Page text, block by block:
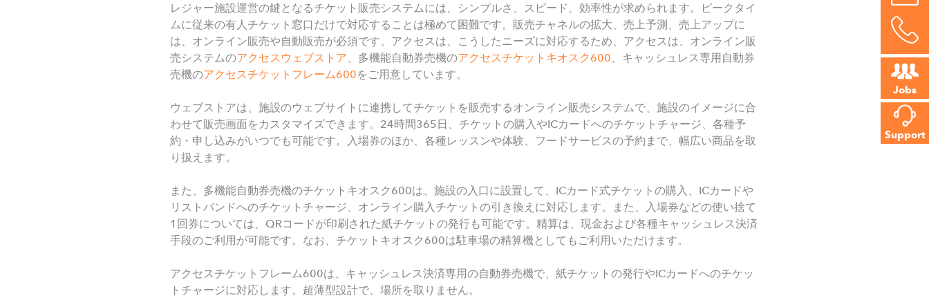
Jobs
Support
レジャー施設運営の鍵となるチケット販売システムには、シンプルさ、スピード、効率性が求められます。ピークタイ
ムに従来の有人チケット窓口だけで対応することは極めて困難です。販売チャネルの拡大、売上予測、売上アップに
は、オンライン販売や自動販売が必須です。アクセスは、こうしたニーズに対応するため、アクセスは、オンライン販
売システムのアクセスウェブストア 、多機能自動券売機のアクセスチケットキオスク600 、キャッシュレス専用自動券
売機のアクセスチケットフレーム600をご用意しています。
ウェブストアは、施設のウェブサイトに連携してチケットを販売するオンライン販売システムで、施設のイメージに合
わせて販売画面をカスタマイズできます。24時間365日、チケットの購入やICカードへのチケットチャージ、各種予
約・申し込みがいつでも可能です。入場券のほか、各種レッスンや体験、フードサービスの予約まで、幅広い商品を取
り扱えます。
また、多機能自動券売機のチケットキオスク600は、施設の入口に設置して、ICカード式チケットの購入、ICカードや
リストバンドへのチケットチャージ、オンライン購入チケットの引き換えに対応します。また、入場券などの使い捨て
1回券については、QRコードが印刷された紙チケットの発行も可能です。精算は、現金および各種キャッシュレス決済
手段のご利用が可能です。なお、チケットキオスク600は駐車場の精算機としてもご利用いただけます。
アクセスチケットフレーム600は、キャッシュレス決済専用の自動券売機で、紙チケットの発行やICカードへのチケッ
トチャージに対応します。超薄型設計で、場所を取りません。